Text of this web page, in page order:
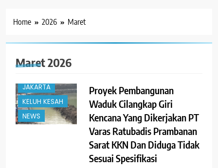
Home 2026 Maret
Maret 2026
#TRENDING
JAKARTA
KELUH KESAH
NEWS
Proyek Pembangunan
Waduk Cilangkap Giri
Kencana Yang Dikerjakan PT
Varas Ratubadis Prambanan
Sarat KKN Dan Diduga Tidak
Sesuai Spesifikasi